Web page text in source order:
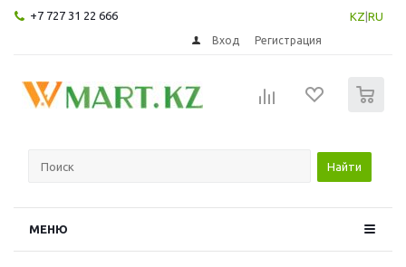
+7 727 31 22 666 KZ RU
Вход Регистрация
Найти
МЕНЮ